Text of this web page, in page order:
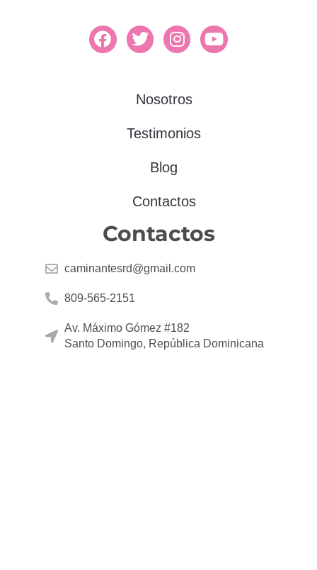
Nosotros
Testimonios
Blog
Contactos
Contactos
caminantesrd@gmail.com
809-565-2151
Av. Máximo Gómez #182
Santo Domingo, República Dominicana